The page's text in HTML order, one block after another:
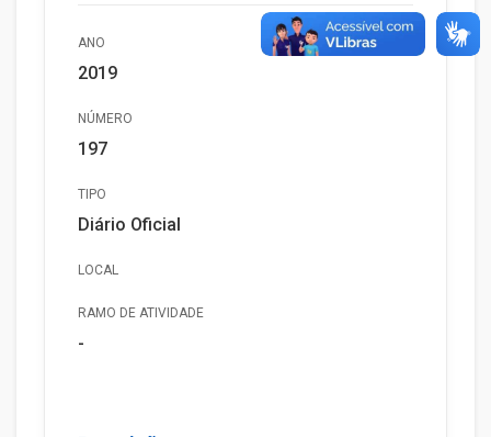
ANO
2019
NÚMERO
197
TIPO
Diário Oficial
LOCAL
RAMO DE ATIVIDADE
-